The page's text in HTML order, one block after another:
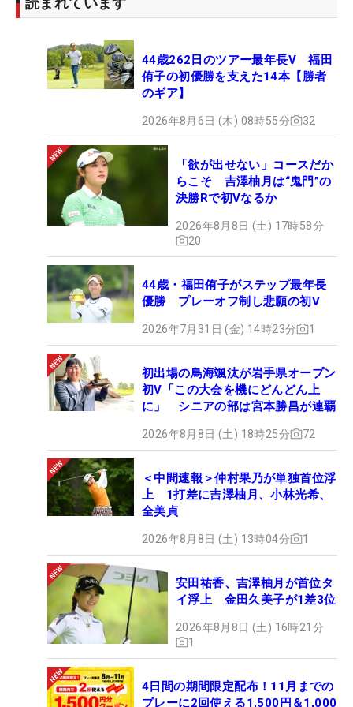
44歳262日のツアー最年長V 福田
侑子の初優勝を支えた14本【勝者
のギア】
2026年8月6日 (木) 08時55分 32
「欲が出せない」コースだか
らこそ 吉澤柚月は“鬼門”の
決勝Rで初Vなるか
2026年8月8日 (土) 17時58分
20
44歳・福田侑子がステップ最年長
優勝 プレーオフ制し悲願の初V
2026年7月31日 (金) 14時23分 1
初出場の鳥海颯汰が岩手県オープン
初V「この大会を機にどんどん上
に」 シニアの部は宮本勝昌が連覇
2026年8月8日 (土) 18時25分 72
＜中間速報＞仲村果乃が単独首位浮
上 1打差に吉澤柚月、小林光希、
全美貞
2026年8月8日 (土) 13時04分 1
安田祐香、吉澤柚月が首位タ
イ浮上 金田久美子が1差3位
2026年8月8日 (土) 16時21分
1
4日間の期間限定配布！11月までの
プレーに2回使える1,500円＆1,000